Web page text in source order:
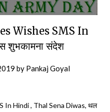
Wishes SMS In
शुभकामना संदेश
by Pankaj Goyal
In Hindi , Thal Sena Diwas, थल